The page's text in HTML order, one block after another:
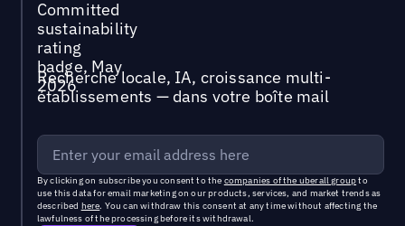
Recherche locale, IA, croissance multi-
établissements — dans votre boîte mail
By clicking on subscribe you consent to the companies of the uberall groupto
use this data for email marketing on our products, services, and market trends as
described here. You can withdraw this consent at any time without affecting the
lawfulness of the processing before its withdrawal.